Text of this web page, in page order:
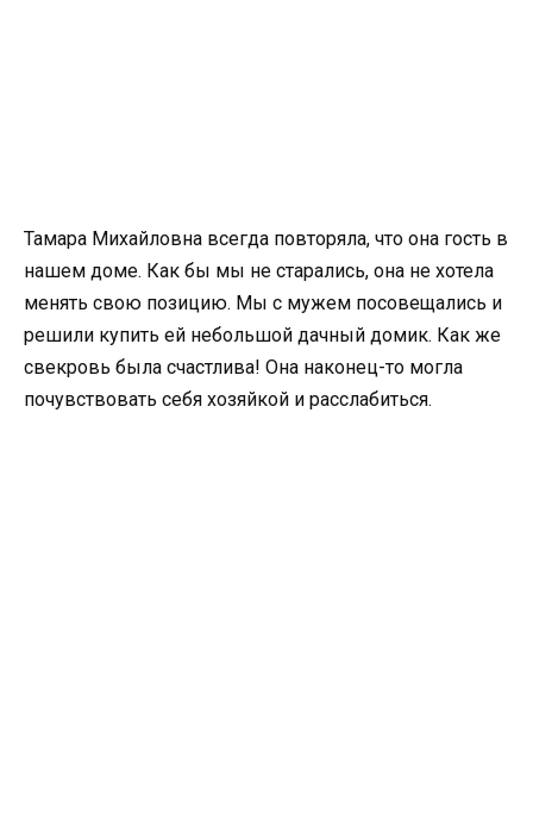
Тамара Михайловна всегда повторяла, что она гость в
нашем доме. Как бы мы не старались, она не хотела
менять свою позицию. Мы с мужем посовещались и
решили купить ей небольшой дачный домик. Как же
свекровь была счастлива! Она наконец-то могла
почувствовать себя хозяйкой и расслабиться.